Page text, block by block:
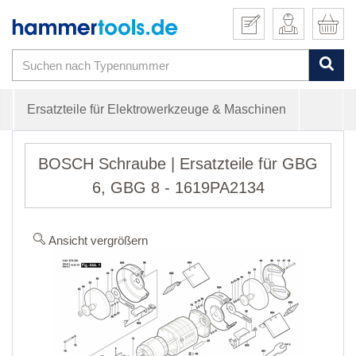
Ersatzteile für Elektrowerkzeuge & Maschinen
BOSCH Schraube | Ersatzteile für GBG
6, GBG 8 - 1619PA2134
Ansicht vergrößern